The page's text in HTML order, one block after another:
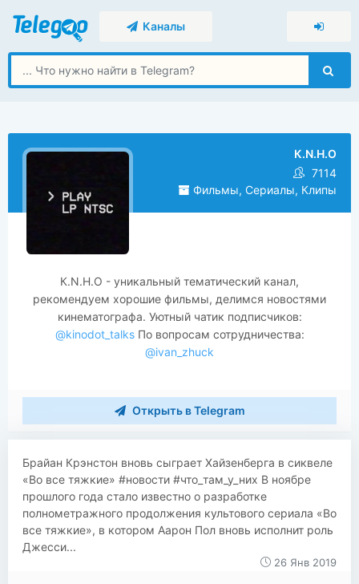
Каналы
К.N.Н.O
7114
Фильмы, Сериалы, Клипы
К.N.Н.O - уникальный тематический канал,
рекомендуем хорошие фильмы, делимся новостями
кинематографа. Уютный чатик подписчиков:
@kinodot_talksПо вопросам сотрудничества:
@ivan_zhuck
Открыть в Telegram
​Брайан Крэнстон вновь сыграет Хайзенберга в сиквеле
«Во все тяжкие» #новости #что_там_у_них В ноябре
прошлого года стало известно о разработке
полнометражного продолжения культового сериала «Во
все тяжкие», в котором Аарон Пол вновь исполнит роль
Джесси...
26 Янв 2019